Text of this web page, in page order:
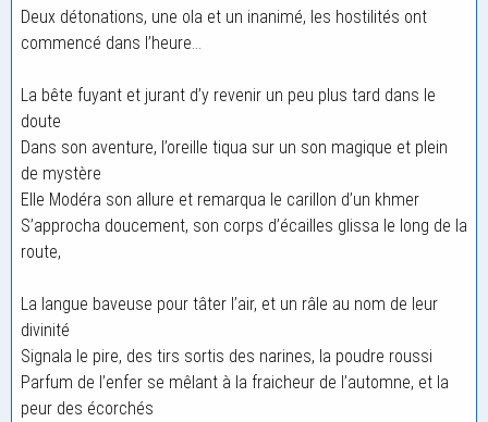
Deux détonations, une ola et un inanimé, les hostilités ont
commencé dans l’heure…
La bête fuyant et jurant d’y revenir un peu plus tard dans le
doute
Dans son aventure, l’oreille tiqua sur un son magique et plein
de mystère
Elle Modéra son allure et remarqua le carillon d’un khmer
S’approcha doucement, son corps d’écailles glissa le long de la
route,
La langue baveuse pour tâter l’air, et un râle au nom de leur
divinité
Signala le pire, des tirs sortis des narines, la poudre roussi
Parfum de l’enfer se mêlant à la fraicheur de l’automne, et la
peur des écorchés